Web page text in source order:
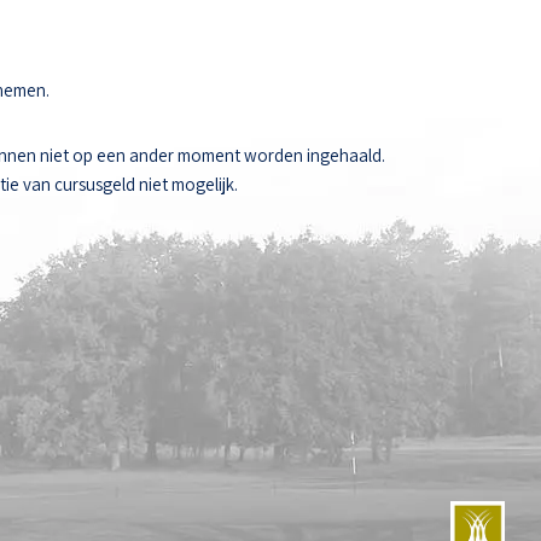
niet op een ander moment worden ingehaald.
van cursusgeld niet mogelijk.